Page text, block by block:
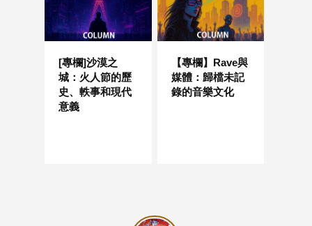
[專欄]沙漠之
城：火人節的歷
史、軼事和現代
意義
【專欄】Rave與
媒體：歸檔未記
錄的音樂文化